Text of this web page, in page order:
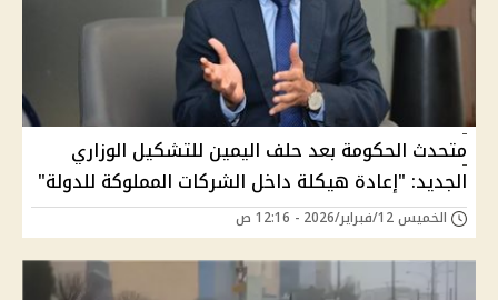
متحدث الحكومة بعد حلف اليمين للتشكيل الوزاري
الجديد: "إعادة هيكلة داخل الشركات المملوكة للدولة"
الخميس 12/فبراير/2026 - 12:16 ص